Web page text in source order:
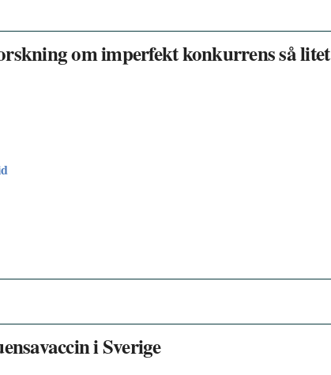
om imperfekt konkurrens så litet
i Sverige